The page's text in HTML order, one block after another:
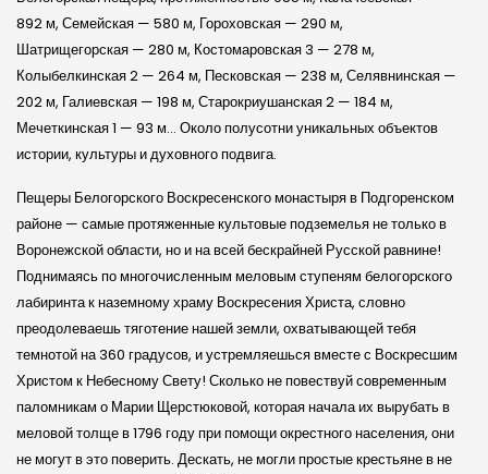
892 м, Семейская — 580 м, Гороховская — 290 м,
Шатрищегорская — 280 м, Костомаровская 3 — 278 м,
Колыбелкинская 2 — 264 м, Песковская — 238 м, Селявнинская —
202 м, Галиевская — 198 м, Старокриушанская 2 — 184 м,
Мечеткинская 1 — 93 м… Около полусотни уникальных объектов
истории, культуры и духовного подвига.
Пещеры Белогорского Воскресенского монастыря в Подгоренском
районе — самые протяженные культовые подземелья не только в
Воронежской области, но и на всей бескрайней Русской равнине!
Поднимаясь по многочисленным меловым ступеням белогорского
лабиринта к наземному храму Воскресения Христа, словно
преодолеваешь тяготение нашей земли, охватывающей тебя
темнотой на 360 гра­дусов, и устремляешься вместе с Воскресшим
Христом к Небесному Свету! Сколько не повествуй современным
паломникам о Марии Щерстюковой, которая начала их вырубать в
меловой толще в 1796 году при помощи окрестного населения, они
не могут в это поверить. Дескать, не могли простые крестьяне в не